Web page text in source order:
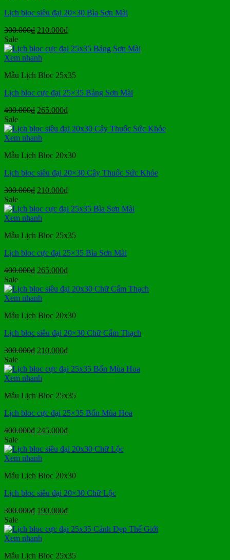
Lịch bloc siêu đại 20×30 Bìa Sơn Mài
300.000₫ Giá
là:
300.000₫.
210.000₫Giá
tại
Sale
Xem nhanh
Mẫu Lịch Bloc 25x35
Lịch bloc cực đại 25×35 Bảng Sơn Mài
400.000₫ Giá
là:
400.000₫.
265.000₫Giá
tại
Sale
Xem nhanh
Mẫu Lịch Bloc 20x30
Lịch bloc siêu đại 20×30 Cây Thuốc Sức Khỏe
300.000₫ Giá
là:
300.000₫.
210.000₫Giá
tại
Sale
Xem nhanh
Mẫu Lịch Bloc 25x35
Lịch bloc cực đại 25×35 Bìa Sơn Mài
400.000₫ Giá
là:
400.000₫.
265.000₫Giá
tại
Sale
Xem nhanh
Mẫu Lịch Bloc 20x30
Lịch bloc siêu đại 20×30 Chữ Cẩm Thạch
300.000₫ Giá
là:
300.000₫.
210.000₫Giá
tại
Sale
Xem nhanh
Mẫu Lịch Bloc 25x35
Lịch bloc cực đại 25×35 Bốn Mùa Hoa
400.000₫ Giá
là:
400.000₫.
245.000₫Giá
tại
Sale
Xem nhanh
Mẫu Lịch Bloc 20x30
Lịch bloc siêu đại 20×30 Chữ Lộc
300.000₫ Giá
là:
300.000₫.
190.000₫Giá
tại
Sale
Xem nhanh
Mẫu Lịch Bloc 25x35